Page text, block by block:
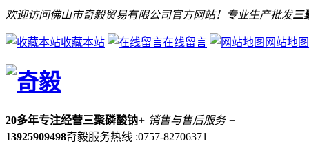
欢迎访问佛山市奇毅贸易有限公司官方网站！专业生产批发三
收藏本站 在线留言 网站地图
20多年专注经营三聚磷酸钠+ 销售与售后服务 +
13925909498奇毅服务热线 :0757-82706371